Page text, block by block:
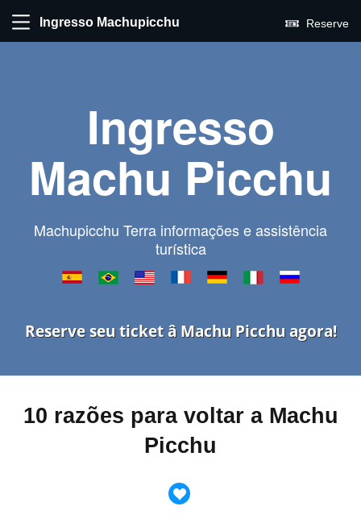
Ingresso Machupicchu Reserve
Ingresso
Machu Picchu
Machupicchu Terra informações e assistência
turística
Reserve seu ticket â Machu Picchu agora!
10 razões para voltar a Machu
Picchu